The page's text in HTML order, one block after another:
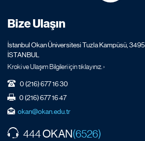
Bize Ulaşın
İstanbul Okan Üniversitesi Tuzla Kampüsü,
İSTANBUL
Kroki ve Ulaşım Bilgileri için tıklayınız. ›
0 (216) 677 16 30
0 (216) 677 16 47
okan@okan.edu.tr
444OKAN(6526)